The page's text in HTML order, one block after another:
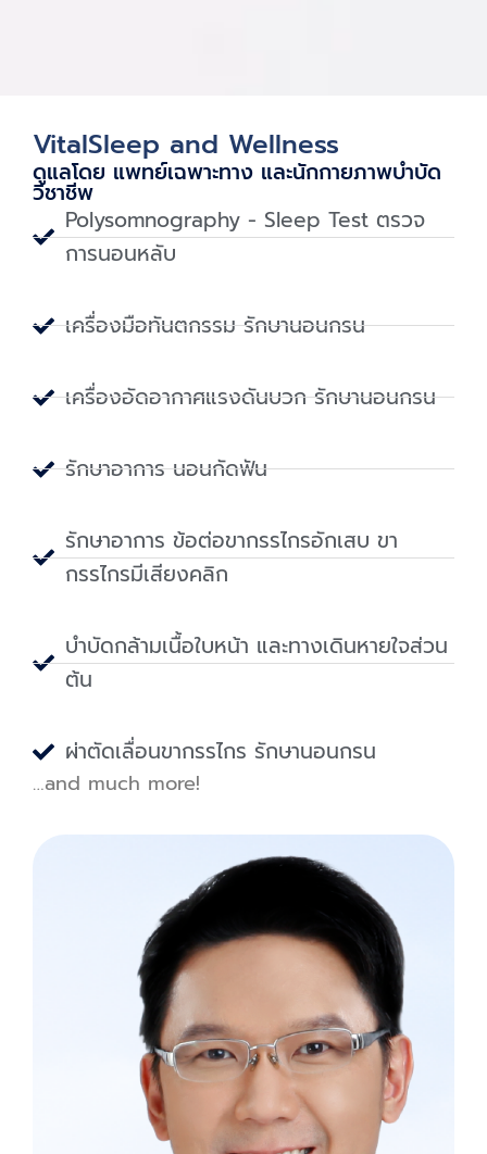
VitalSleep and Wellness
ดูแลโดย แพทย์เฉพาะทาง และนักกายภาพบําบัด
วิชาชีพ
Polysomnography - Sleep Test ตรวจ
การนอนหลับ
เครื่องมือทันตกรรม รักษานอนกรน
เครื่องอัดอากาศแรงดันบวก รักษานอนกรน
รักษาอาการ นอนกัดฟัน
รักษาอาการ ข้อต่อขากรรไกรอักเสบ ขา
กรรไกรมีเสียงคลิก
บำบัดกล้ามเนื้อใบหน้า และทางเดินหายใจส่วน
ต้น
ผ่าตัดเลื่อนขากรรไกร รักษานอนกรน
…and much more!